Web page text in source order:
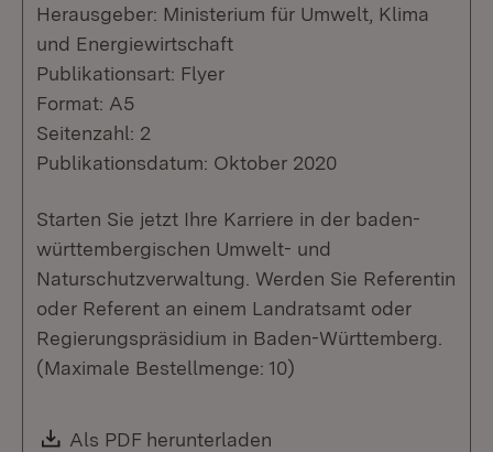
Herausgeber: Ministerium für Umwelt, Klima
und Energiewirtschaft
Publikationsart: Flyer
Format: A5
Seitenzahl: 2
Publikationsdatum: Oktober 2020
Starten Sie jetzt Ihre Karriere in der baden-
württembergischen Umwelt- und
Naturschutzverwaltung. Werden Sie Referentin
oder Referent an einem Landratsamt oder
Regierungspräsidium in Baden-Württemberg.
(Maximale Bestellmenge: 10)
Download:
Als PDF herunterladen